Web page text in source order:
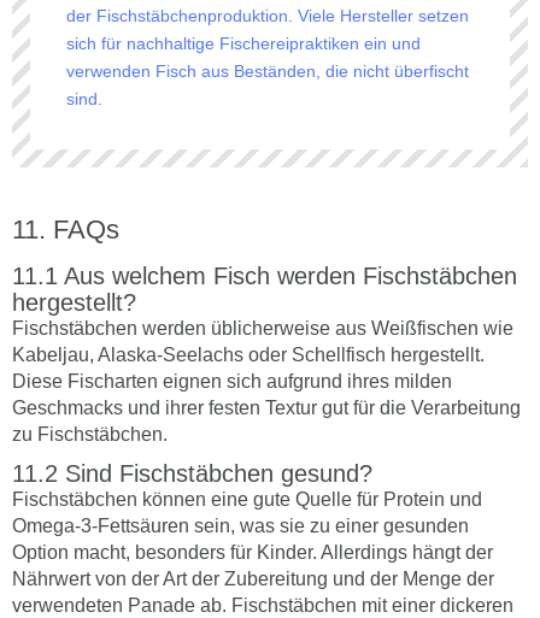
der Fischstäbchenproduktion. Viele Hersteller setzen
sich für nachhaltige Fischereipraktiken ein und
verwenden Fisch aus Beständen, die nicht überfischt
sind.
FAQs
Aus welchem Fisch werden Fischstäbchen
hergestellt?
Fischstäbchen werden üblicherweise aus Weißfischen wie
Kabeljau, Alaska-Seelachs oder Schellfisch hergestellt.
Diese Fischarten eignen sich aufgrund ihres milden
Geschmacks und ihrer festen Textur gut für die Verarbeitung
zu Fischstäbchen.
Sind Fischstäbchen gesund?
Fischstäbchen können eine gute Quelle für Protein und
Omega-3-Fettsäuren sein, was sie zu einer gesunden
Option macht, besonders für Kinder. Allerdings hängt der
Nährwert von der Art der Zubereitung und der Menge der
verwendeten Panade ab. Fischstäbchen mit einer dickeren